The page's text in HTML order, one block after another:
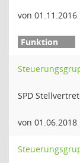
von 01.11.2016
SPD
von 01.06.2018